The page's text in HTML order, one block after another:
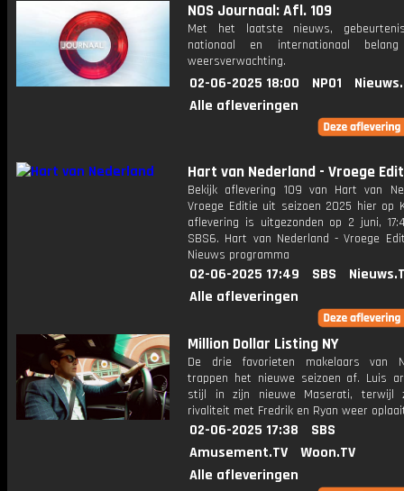
NOS Journaal: Afl. 109
Met het laatste nieuws,
nationaal en internationaal
weersverwachting.
02-06-2025 18:00 NPO1
Alle afleveringen
Hart van Nederland - Vroege
Bekijk aflevering 109 van Hart van
Vroege Editie uit seizoen 2025 hier op
aflevering is uitgezonden op 2 juni,
SBS6. Hart van Nederland - Vroege
Nieuws programma
02-06-2025 17:49 SBS
Alle afleveringen
Million Dollar Listing NY
De drie favorieten makelaars van
trappen het nieuwe seizoen af. Luis
stijl in zijn nieuwe Maserati, terwijl
rivaliteit met Fredrik en Ryan weer
02-06-2025 17:38
SBS
Amusement.TV
Woon.TV
Alle afleveringen